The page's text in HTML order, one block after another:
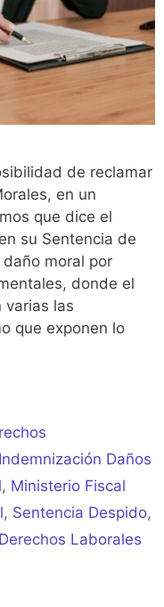
de reclamar
en un
que dice el
su Sentencia de
moral por
donde el
varias las
que exponen lo
Indemnización Daños
, Ministerio Fiscal
, Sentencia Despido,
Laborales